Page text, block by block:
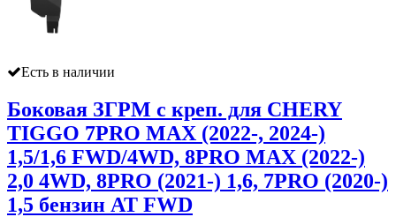
Есть в наличии
Боковая ЗГРМ с креп. для CHERY
TIGGO 7PRO MAX (2022-, 2024-)
1,5/1,6 FWD/4WD, 8PRO MAX (2022-)
2,0 4WD, 8PRO (2021-) 1,6, 7PRO (2020-)
1,5 бензин AT FWD